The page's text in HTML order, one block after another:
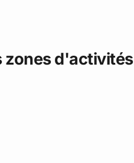
zones d'activités